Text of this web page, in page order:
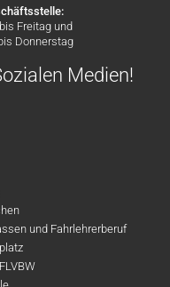
Freitag und
Donnerstag
Medien!
und Fahrlehrerberuf